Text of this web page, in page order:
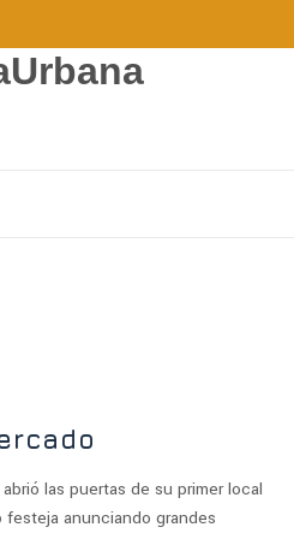
las puertas de su primer local
anunciando grandes